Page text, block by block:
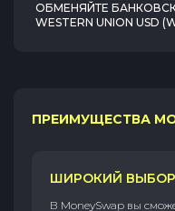
ОБМЕНЯЙТЕ
WESTERN UNION USD
ПРЕИМУЩЕСТВА
ШИРОКИЙ
В MoneySwap вы